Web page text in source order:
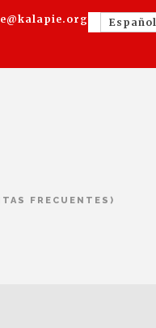
Español
FRECUENTES)